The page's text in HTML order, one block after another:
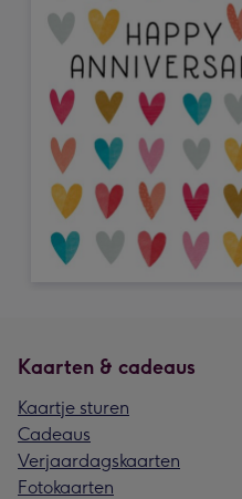
Kaarten & cadeaus
Kaartje sturen
Cadeaus
Verjaardagskaarten
Fotokaarten